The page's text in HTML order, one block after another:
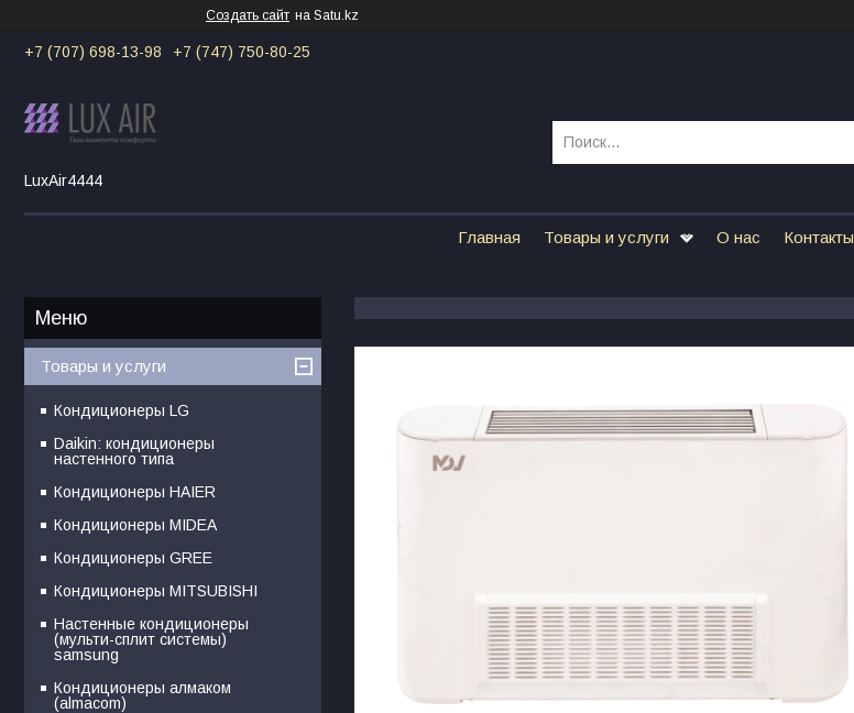
Создать сайт на Satu.kz
+7 (707) 698-13-98 +7 (747) 750-80-25
LuxAir4444
Главная Товары и услуги О нас Контакты
Товары и услуги
Кондиционеры LG
Daikin: кондиционеры
настенного типа
Кондиционеры HAIER
Кондиционеры MIDEA
Кондиционеры GREE
Кондиционеры MITSUBISHI
Настенные кондиционеры
(мульти-сплит системы)
samsung
Кондиционеры алмаком
(almacom)